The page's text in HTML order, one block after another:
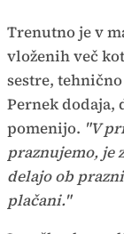
Trenutno je v
vloženih več
sestre,
Pernek dodaja,
pomenijo. "V
praznujemo, je
delajo ob
plačani."